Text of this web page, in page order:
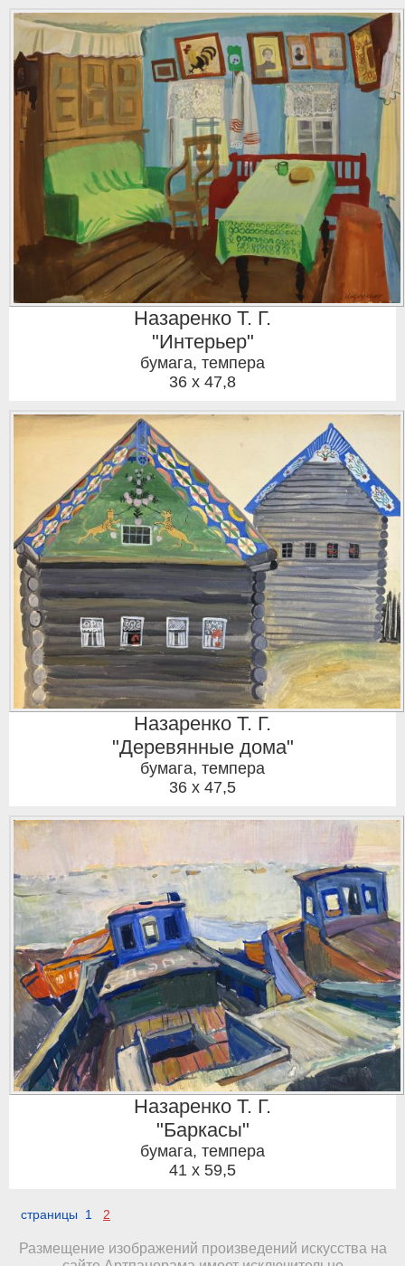
Назаренко Т. Г.
"Интерьер"
бумага, темпера
36 x 47,8
Назаренко Т. Г.
"Деревянные дома"
бумага, темпера
36 x 47,5
Назаренко Т. Г.
"Баркасы"
бумага, темпера
41 x 59,5
страницы 1 2
Размещение изображений произведений искусства на